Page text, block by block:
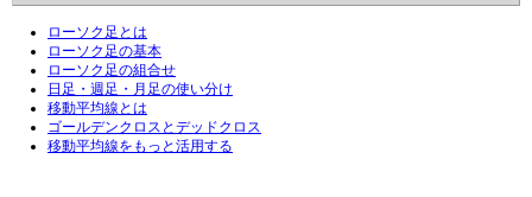
ローソク足とは
ローソク足の基本
ローソク足の組合せ
日足・週足・月足の使い分け
移動平均線とは
ゴールデンクロスとデッドクロス
移動平均線をもっと活用する